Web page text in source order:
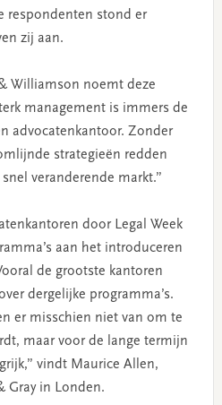
respondenten stond er
zij aan.
Williamson noemt deze
management is immers de
advocatenkantoor. Zonder
strategieën redden
veranderende markt.”
door Legal Week
aan het introduceren
de grootste kantoren
dergelijke programma’s.
er misschien niet van om te
maar voor de lange termijn
vindt Maurice Allen,
Gray in Londen.